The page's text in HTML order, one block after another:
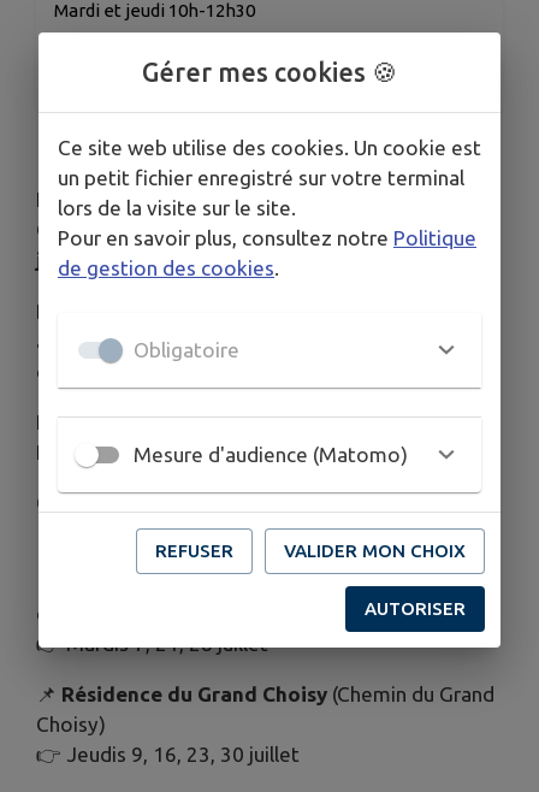
Mardi et jeudi 10h-12h30
🎉Quartiers d'été 2026 – C’est reparti !🌞
La Ville vous donne rendez-vous pour les
Quartiers d'étédumardi 7 juillet au jeudi 30
juillet 2026 !
Des animations gratuites, conviviales et ouvertes
à toutes et tous, pour profiter ensemble de l’été
dans nos quartiers ! 😎🌳
En partenariat avec l’Accueil de loisirs, le Relais
Petite Enfance et le CCAS
🕙
Lieux et dates des animations :
(entrée par l’Avenue
de l’Ancienne Gare)
👉 Mardis 7, 21, 28 juillet
📌 Résidence du Grand Choisy (Chemin du Grand
Choisy)
👉 Jeudis 9, 16, 23, 30 juillet
Gérer mes cookies 🍪
Ce site web utilise des cookies. Un cookie est
un petit fichier enregistré sur votre terminal
lors de la visite sur le site.
Pour en savoir plus, consultez notre Politique
de gestion des cookies
Obligatoire
Mesure d'audience (Matomo)
REFUSER VALIDER MON CHOIX
AUTORISER